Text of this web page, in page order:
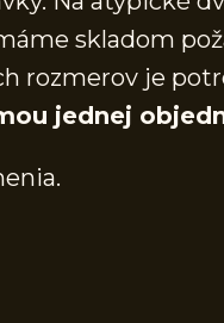
skladom
rozmerov je
jednej